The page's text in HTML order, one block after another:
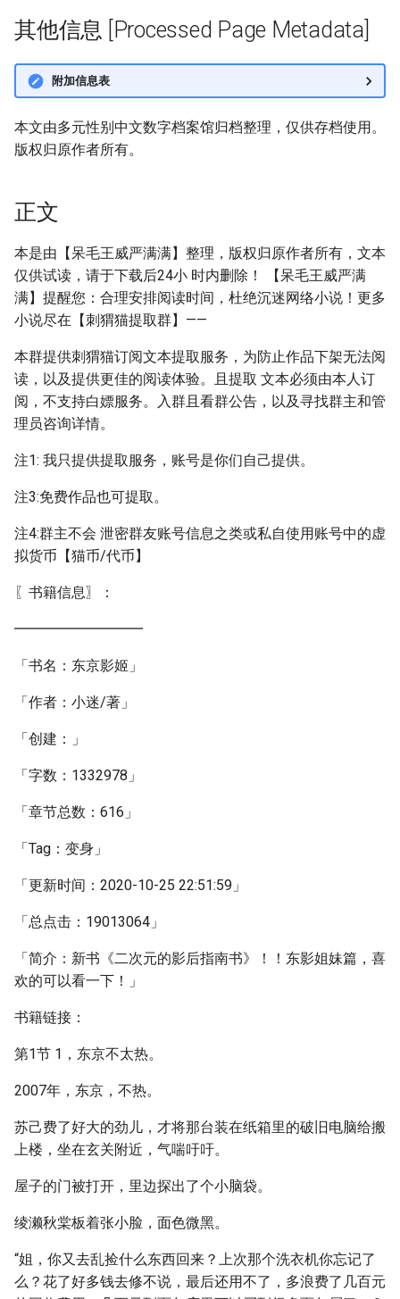
其他信息 [Processed Page Metadata]
附加信息表
本文由多元性别中文数字档案馆归档整理，仅供存档使用。
版权归原作者所有。
正文
本是由【呆毛王威严满满】整理，版权归原作者所有，文本
仅供试读，请于下载后24小 时内删除！ 【呆毛王威严满
满】提醒您：合理安排阅读时间，杜绝沉迷网络小说！更多
小说尽在【刺猬猫提取群】——
本群提供刺猬猫订阅文本提取服务，为防止作品下架无法阅
读，以及提供更佳的阅读体验。且提取 文本必须由本人订
阅，不支持白嫖服务。入群且看群公告，以及寻找群主和管
理员咨询详情。
注1: 我只提供提取服务，账号是你们自己提供。
注3:免费作品也可提取。
注4:群主不会 泄密群友账号信息之类或私自使用账号中的虚
拟货币【猫币/代币】
〖书籍信息〗：
━━━━━━━━━
「书名：东京影姬」
「作者：小迷/著」
「创建：」
「字数：1332978」
「章节总数：616」
「Tag：变身」
「更新时间：2020-10-25 22:51:59」
「总点击：19013064」
「简介：新书《二次元的影后指南书》！！东影姐妹篇，喜
欢的可以看一下！」
书籍链接：
第1节 1，东京不太热。
2007年，东京，不热。
苏己费了好大的劲儿，才将那台装在纸箱里的破旧电脑给搬
上楼，坐在玄关附近，气喘吁吁。
屋子的门被打开，里边探出了个小脑袋。
绫濑秋棠板着张小脸，面色微黑。
“姐，你又去乱捡什么东西回来？上次那个洗衣机你忘记了
么？花了好多钱去修不说，最后还用不了，多浪费了几百元